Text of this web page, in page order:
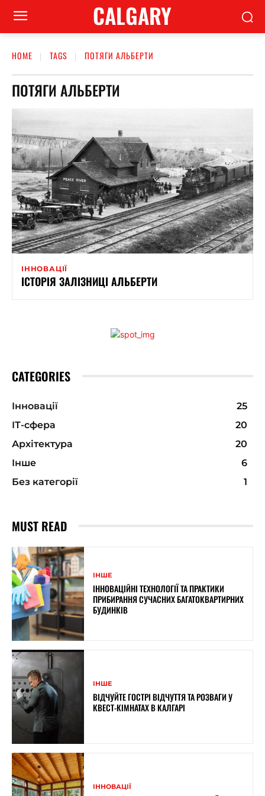
CALGARY
HOME TAGS ПОТЯГИ АЛЬБЕРТИ
ПОТЯГИ АЛЬБЕРТИ
ІННОВАЦІЇ
ІСТОРІЯ ЗАЛІЗНИЦІ АЛЬБЕРТИ
CATEGORIES
Інновації
25
ІТ-сфера
20
Архітектура
20
Інше
6
Без категорії
1
MUST READ
ІНШЕ
ІННОВАЦІЙНІ ТЕХНОЛОГІЇ ТА ПРАКТИКИ
ПРИБИРАННЯ СУЧАСНИХ БАГАТОКВАРТИРНИХ
БУДИНКІВ
ІНШЕ
ВІДЧУЙТЕ ГОСТРІ ВІДЧУТТЯ ТА РОЗВАГИ У
КВЕСТ-КІМНАТАХ В КАЛГАРІ
ІННОВАЦІЇ